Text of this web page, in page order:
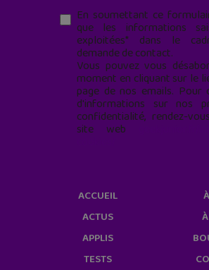
En soumettant ce
que les informations
exploitées* dans le
demande de contact.
Vous pouvez vous
moment en cliquant sur le
page de nos emails. Pour
d'informations sur nos
confidentialité, rendez-
site web
ACCUEIL
ACTUS
APPLIS
TESTS